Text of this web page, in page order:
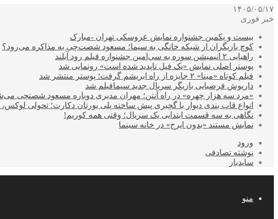
۱۴۰۵/۰۵/۱۷
خبر فوری
بیست و یکمین جشنواره نمایش عروسکی تهران -مبارک
کوچ بازیگران از شبکه خانگی به سیما؛ مسعود شصت‌چی به مذاکره می‌رود؟
راهیابی ۲ انیمیشن سوره به سی‌امین جشنواره فیلم رود آیلند
پوستر اصلی نمایش «یک فیل ناپدید شده است» رونمایی شد
فیلم کوتاه «مینا» ۲ جایزه از راه ابریشم گرفت؛ پوستر منتشر شد
داریوش فرضیایی بازیگر سریال جدید سیمافیلم شد
«مرد سه هزار چهره» در راه آنتن؛ مهران مدیری دوباره مسعود شصتچی
انواع قاب بندی دیوار با گچبری پیش ساخته پلی یورتان دکارت؛ تحولی
نگاهی به سه قسمت ابتدایی یک سریال؛ وقتی همه کوریم!
نمایش مستند «بدون ایرج» در خانه سینما
ورود
نوشته تصادفی
سایدبار
منو